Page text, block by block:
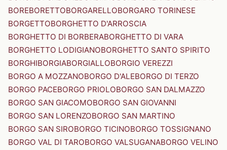
BOREBORETTOBORGARELLOBORGARO TORINESE
BORGETTOBORGHETTO D'ARROSCIA
BORGHETTO DI BORBERABORGHETTO DI VARA
BORGHETTO LODIGIANOBORGHETTO SANTO SPIRITO
BORGHIBORGIABORGIALLOBORGIO VEREZZI
BORGO A MOZZANOBORGO D'ALEBORGO DI TERZO
BORGO PACEBORGO PRIOLOBORGO SAN DALMAZZO
BORGO SAN GIACOMOBORGO SAN GIOVANNI
BORGO SAN LORENZOBORGO SAN MARTINO
BORGO SAN SIROBORGO TICINOBORGO TOSSIGNANO
BORGO VAL DI TAROBORGO VALSUGANABORGO VELINO